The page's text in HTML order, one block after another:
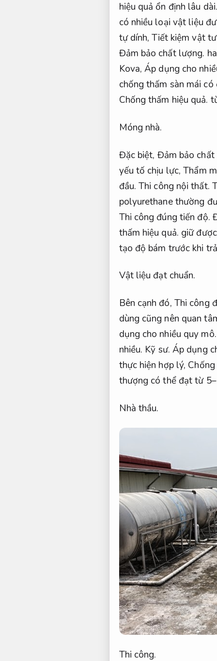
hiệu quả ổn định lâu
có nhiều loại vật liệu
tự dính,Tiết kiệm vật
Đảm bảo chất lượng.
Kova,Áp dụng cho
chống thấm sàn mái
Chống thấm hiệu quả.
Móng nhà.
Đặc biệt, Đảm bảo
yếu tố chịu lực,Thẩm
đầu. Thi công nội thất.
polyurethane thường
Thi công đúng tiến độ.
thấm hiệu quả. giữ
tạo độ bám trước khi
Vật liệu đạt chuẩn.
Bên cạnh đó, Thi công
dùng cũng nên quan
dụng cho nhiều quy mô.
nhiều. Kỹ sư. Áp dụng
thực hiện hợp lý,
thượng có thể đạt từ
Nhà thầu.
Thi công.